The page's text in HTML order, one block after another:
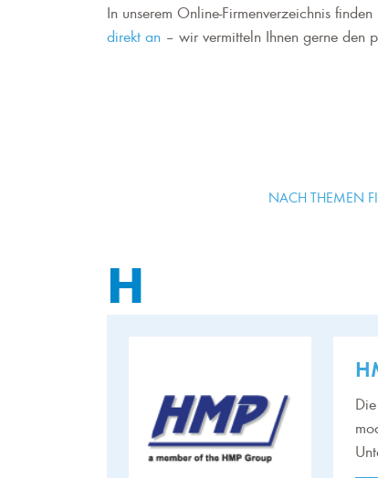
In unserem Online-Firmenverzeichnis
direkt an – wir vermitteln Ihnen gerne den
NACH THEMEN
H